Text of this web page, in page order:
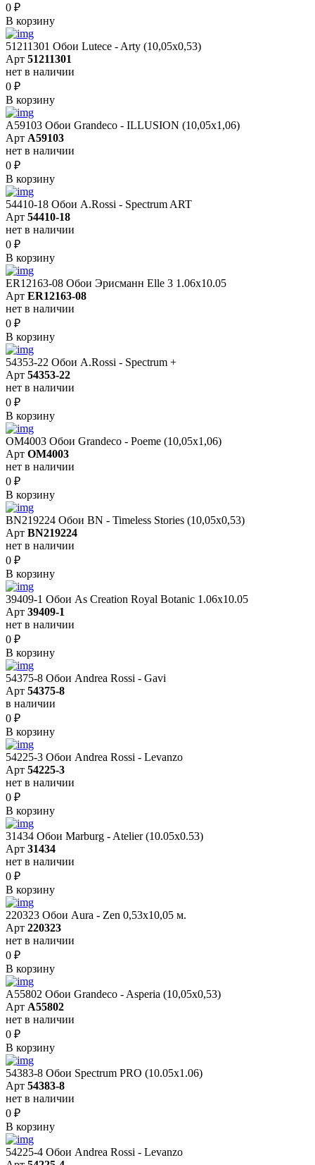
0 ₽
В корзину
51211301 Обои Lutece - Arty (10,05x0,53)
Арт 51211301
нет в наличии
0 ₽
В корзину
A59103 Обои Grandeco - ILLUSION (10,05х1,06)
Арт A59103
нет в наличии
0 ₽
В корзину
54410-18 Обои A.Rossi - Spectrum ART
Арт 54410-18
нет в наличии
0 ₽
В корзину
ER12163-08 Обои Эрисманн Elle 3 1.06x10.05
Арт ER12163-08
нет в наличии
0 ₽
В корзину
54353-22 Обои A.Rossi - Spectrum +
Арт 54353-22
нет в наличии
0 ₽
В корзину
OM4003 Обои Grandeco - Poeme (10,05х1,06)
Арт OM4003
нет в наличии
0 ₽
В корзину
BN219224 Обои BN - Timeless Stories (10,05x0,53)
Арт BN219224
нет в наличии
0 ₽
В корзину
39409-1 Обои As Creation Royal Botanic 1.06x10.05
Арт 39409-1
нет в наличии
0 ₽
В корзину
54375-8 Обои Andrea Rossi - Gavi
Арт 54375-8
в наличии
0 ₽
В корзину
54225-3 Обои Andrea Rossi - Levanzo
Арт 54225-3
нет в наличии
0 ₽
В корзину
31434 Обои Marburg - Atelier (10.05х0.53)
Арт 31434
нет в наличии
0 ₽
В корзину
220323 Обои Aura - Zen 0,53х10,05 м.
Арт 220323
нет в наличии
0 ₽
В корзину
A55802 Обои Grandeco - Asperia (10,05х0,53)
Арт A55802
нет в наличии
0 ₽
В корзину
54383-8 Обои Spectrum PRO (10.05х1.06)
Арт 54383-8
нет в наличии
0 ₽
В корзину
54225-4 Обои Andrea Rossi - Levanzo